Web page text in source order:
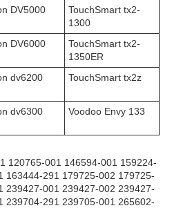
DV5000
TouchSmart tx2-
1300
DV6000
TouchSmart tx2-
1350ER
dv6200 TouchSmart tx2z
dv6300 Voodoo Envy 133
120765-001 146594-001 159224-
163444-291 179725-002 179725-
239427-001 239427-002 239427-
239704-291 239705-001 265602-